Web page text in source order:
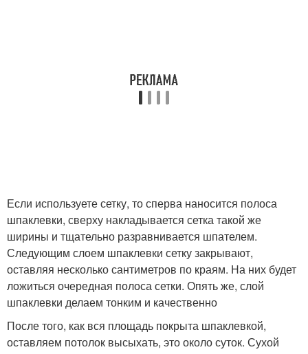
Если используете сетку, то сперва наносится полоса
шпаклевки, сверху накладывается сетка такой же
ширины и тщательно разравнивается шпателем.
Следующим слоем шпаклевки сетку закрывают,
оставляя несколько сантиметров по краям. На них будет
ложиться очередная полоса сетки. Опять же, слой
шпаклевки делаем тонким и качественно
После того, как вся площадь покрыта шпаклевкой,
оставляем потолок высыхать, это около суток. Сухой